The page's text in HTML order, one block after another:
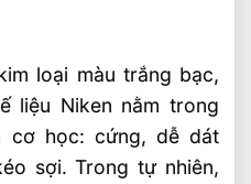
loại màu trắng bạc,
liệu Niken nằm trong
cơ học: cứng, dễ dát
sợi. Trong tự nhiên,